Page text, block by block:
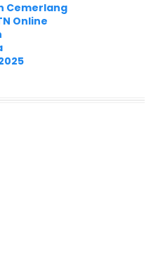
Cemerlang
Online